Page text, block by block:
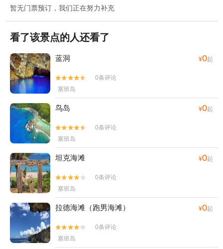
暂无门票预订，我们正在努力补充
看了该景点的人还看了
蓝洞 ¥0起


0条评论
塞班岛
鸟岛 ¥0起


0条评论
塞班岛
坦克海滩 ¥0起


0条评论
塞班岛
拉德海滩（跑男海滩） ¥0起


0条评论
塞班岛